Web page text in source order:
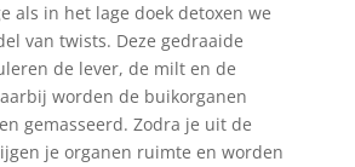
als in het lage doek detoxen we
van twists. Deze gedraaide
de lever, de milt en de
worden de buikorganen
gemasseerd. Zodra je uit de
je organen ruimte en worden